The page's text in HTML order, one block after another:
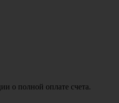
о полной оплате счета.